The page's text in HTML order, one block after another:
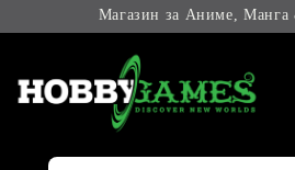
Магазин за Аниме, Манга